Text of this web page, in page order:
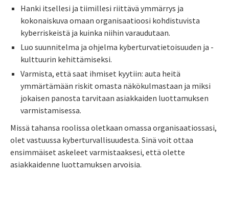
Hanki itsellesi ja tiimillesi riittävä ymmärrys ja
kokonaiskuva omaan organisaatioosi kohdistuvista
kyberriskeistä ja kuinka niihin varaudutaan.
Luo suunnitelma ja ohjelma kyberturvatietoisuuden ja -
kulttuurin kehittämiseksi.
Varmista, että saat ihmiset kyytiin: auta heitä
ymmärtämään riskit omasta näkökulmastaan ja miksi
jokaisen panosta tarvitaan asiakkaiden luottamuksen
varmistamisessa.
Missä tahansa roolissa oletkaan omassa organisaatiossasi,
olet vastuussa kyberturvallisuudesta. Sinä voit ottaa
ensimmäiset askeleet varmistaaksesi, että olette
asiakkaidenne luottamuksen arvoisia.